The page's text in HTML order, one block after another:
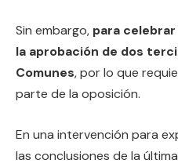
Sin embargo, para
la aprobación de dos
Comunes, por lo que
parte de la oposición.
En una intervención para
las conclusiones de la